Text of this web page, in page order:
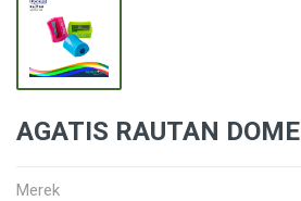
AGATIS RAUTAN DOME
Merek